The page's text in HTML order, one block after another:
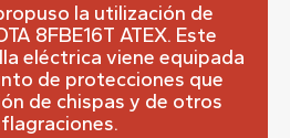
la utilización de
8FBE16T ATEX. Este
eléctrica viene equipada
de protecciones que
de chispas y de otros